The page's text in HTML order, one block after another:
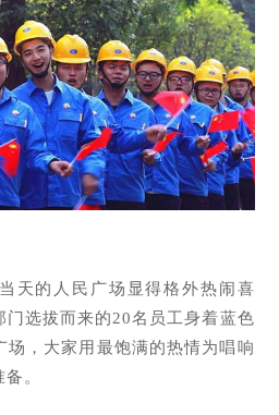
天的人民广场显得格外热闹喜
门选拔而来的20名员工身着蓝色
场，大家用最饱满的热情为唱响
。